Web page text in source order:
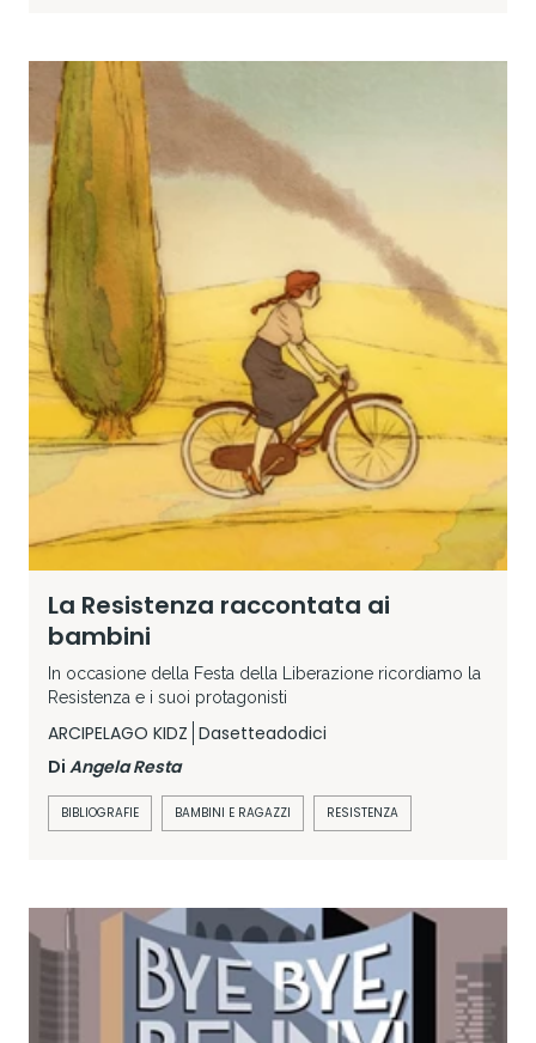
La Resistenza raccontata ai
bambini
In occasione della Festa della Liberazione ricordiamo la
Resistenza e i suoi protagonisti
ARCIPELAGO KIDZ Dasetteadodici
Di Angela Resta
BIBLIOGRAFIE BAMBINI E RAGAZZI RESISTENZA